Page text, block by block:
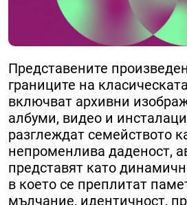
Представените
границите на
включват архивни
албуми, видео и
разглеждат семейството
непроменлива даденост,
представят като
в което се преплитат
мълчание, идентичност,